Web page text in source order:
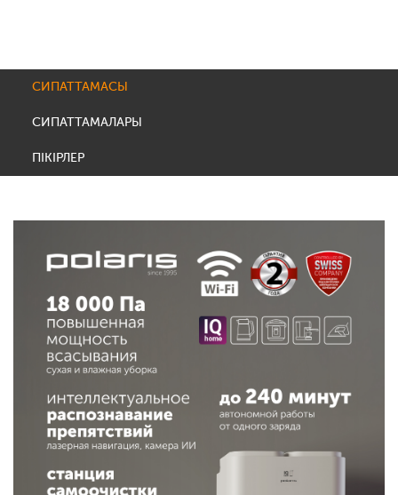
СИПАТТАМАСЫ
СИПАТТАМАЛАРЫ
ПІКІРЛЕР